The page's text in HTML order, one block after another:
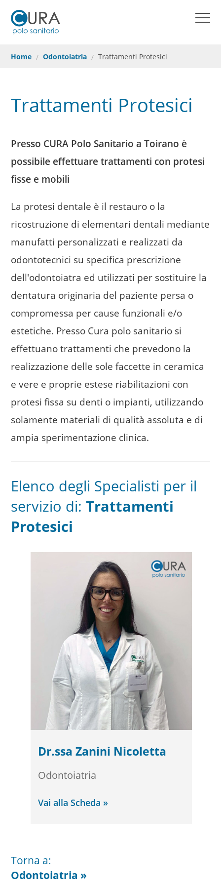
Home Odontoiatria Trattamenti Protesici
Trattamenti Protesici
Presso CURA Polo Sanitario a Toirano è
possibile effettuare trattamenti con protesi
fisse e mobili
La protesi dentale è il restauro o la
ricostruzione di elementari dentali mediante
manufatti personalizzati e realizzati da
odontotecnici su specifica prescrizione
dell'odontoiatra ed utilizzati per sostituire la
dentatura originaria del paziente persa o
compromessa per cause funzionali e/o
estetiche. Presso Cura polo sanitario si
effettuano trattamenti che prevedono la
realizzazione delle sole faccette in ceramica
e vere e proprie estese riabilitazioni con
protesi fissa su denti o impianti, utilizzando
solamente materiali di qualità assoluta e di
ampia sperimentazione clinica.
Elenco degli Specialisti per il
servizio di:Trattamenti
Protesici
Dr.ssa Zanini Nicoletta
Odontoiatria
Vai alla Scheda »
Torna a:
Odontoiatria »
HOME
REFERTI ONLINE
Home
Odontoiatria
Come prenotare
Cura Card
Convenzioni
Medici
Referti Online
Prenotazioni Online
Contatti